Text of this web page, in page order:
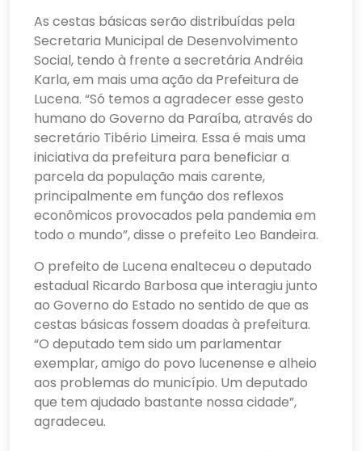
As cestas básicas serão distribuídas pela
Secretaria Municipal de Desenvolvimento
Social, tendo à frente a secretária Andréia
Karla, em mais uma ação da Prefeitura de
Lucena. “Só temos a agradecer esse gesto
humano do Governo da Paraíba, através do
secretário Tibério Limeira. Essa é mais uma
iniciativa da prefeitura para beneficiar a
parcela da população mais carente,
principalmente em função dos reflexos
econômicos provocados pela pandemia em
todo o mundo”, disse o prefeito Leo Bandeira.
O prefeito de Lucena enalteceu o deputado
estadual Ricardo Barbosa que interagiu junto
ao Governo do Estado no sentido de que as
cestas básicas fossem doadas à prefeitura.
“O deputado tem sido um parlamentar
exemplar, amigo do povo lucenense e alheio
aos problemas do município. Um deputado
que tem ajudado bastante nossa cidade”,
agradeceu.